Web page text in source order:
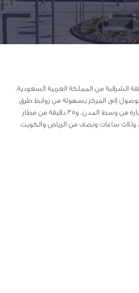
من المملكة العربية السعودية،
إلى المركز بسهولة من روابط طرق
مختلفة، فهو على بعد 10 دقائق فقط بالسيارة من وسط المدن، و35 دقيقة من مطار